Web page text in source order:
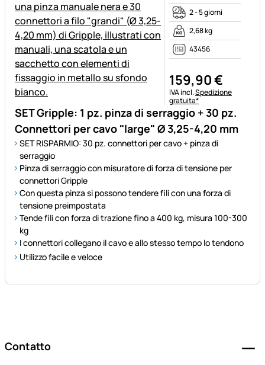
SET Gripple: 1 pz. pinza di serraggio + 30 pz.
Connettori per cavo "large" Ø 3,25-4,20 mm
SET RISPARMIO: 30 pz. connettori per cavo + pinza di
serraggio
Pinza di serraggio con misuratore di forza di tensione per
connettori Gripple
Con questa pinza si possono tendere fili con una forza di
tensione preimpostata
Tende fili con forza di trazione fino a 400 kg, misura 100-300
kg
I connettori collegano il cavo e allo stesso tempo lo tendono
Utilizzo facile e veloce
2 - 5 giorni
2,68 kg
43456
159,90€
Informazioni fiscali:
IVA incl.Spedizione
gratuita*
Contatto